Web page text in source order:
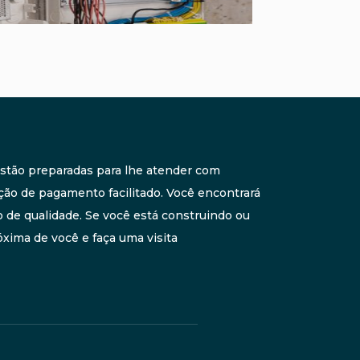
preparadas para lhe atender com
de pagamento facilitado. Você encontrará
qualidade. Se você está construindo ou
de você e faça uma visita